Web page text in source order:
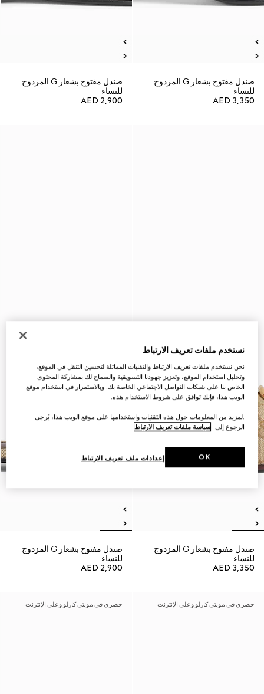
صندل مفتوح بشعار G المزدوج
للنساء
AED 3,350
صندل مفتوح بشعار G المزدوج
للنساء
AED 2,900
صندل مفتوح بشعار G المزدوج
للنساء
AED 3,350
صندل مفتوح بشعار G المزدوج
للنساء
AED 2,900
حصري في مونتي كارلو وعلى الإنترنت حصري في مونتي كارلو وعلى الإنترنت
نستخدم ملفات تعريف الارتباط
نحن نستخدم ملفات تعريف الارتباط والتقنيات المماثلة لتحسين التنقل في الموقع،
وتحليل استخدام الموقع، وتعزيز جهودنا التسويقية والسماح لك بمشاركة المحتوى
الخاص بنا على شبكات التواصل الاجتماعي الخاصة بك. وبالاستمرار في استخدام موقع
الويب هذا، فإنك توافق على شروط الاستخدام هذه.
.لمزيد من المعلومات حول هذه التقنيات واستخدامها على موقع الويب هذا، يُرجى
الرجوع إلى سياسة ملفات تعريف الارتباط
إعدادات ملف تعريف الارتباط OK